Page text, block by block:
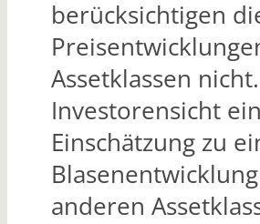
berücksichtigen
Assetklassen
Investorensicht
Einschätzung zu
anderen